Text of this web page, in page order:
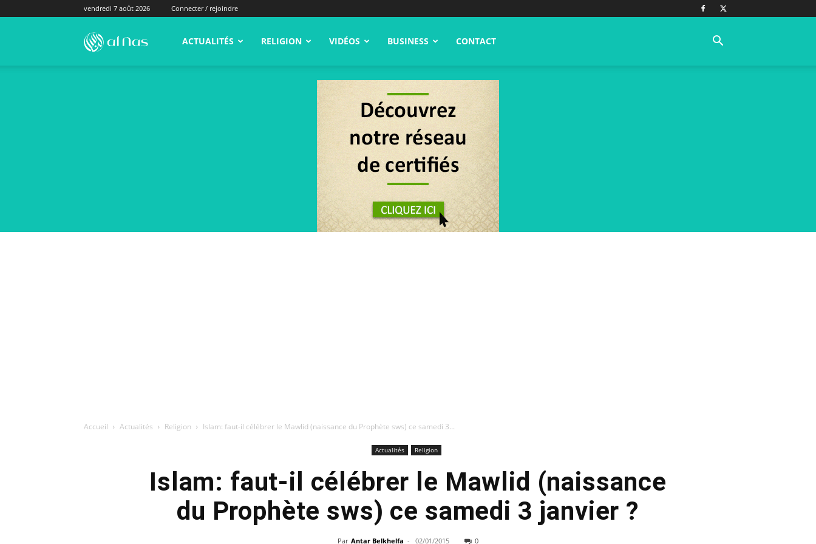
vendredi 7 août 2026 Connecter / rejoindre
alNas.fr ACTUALITÉS RELIGION VIDÉOS BUSINESS CONTACT
Accueil Actualités Religion Islam: faut-il célébrer le Mawlid (naissance du Prophète sws) ce samedi 3...
Actualités Religion
Islam: faut-il célébrer le Mawlid (naissance
du Prophète sws) ce samedi 3 janvier ?
Par Antar Belkhelfa - 02/01/2015 0